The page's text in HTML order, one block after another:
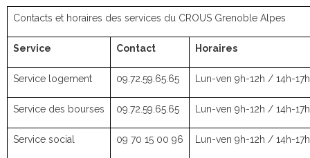
Contacts et horaires des services du CROUS Grenoble Alpes
Service Contact Horaires
Service logement 09.72.59.65.65 Lun-ven 9h-12h / 14h-17h
Service des bourses 09.72.59.65.65 Lun-ven 9h-12h / 14h-17h
Service social 09 70 15 00 96 Lun-ven 9h-12h / 14h-17h